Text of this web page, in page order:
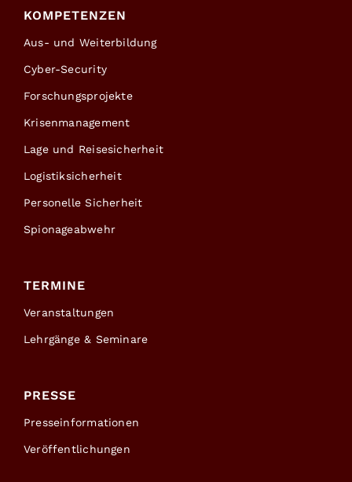
KOMPETENZEN
Aus- und Weiterbildung
Cyber-Security
Forschungsprojekte
Krisenmanagement
Lage und Reisesicherheit
Logistiksicherheit
Personelle Sicherheit
Spionageabwehr
TERMINE
Veranstaltungen
Lehrgänge & Seminare
PRESSE
Presseinformationen
Veröffentlichungen